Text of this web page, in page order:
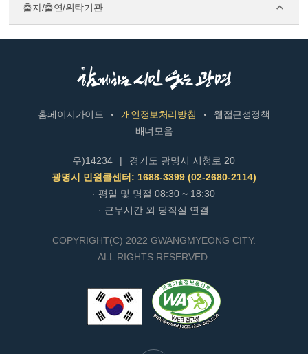
출자/출연/위탁기관
홈페이지가이드 개인정보처리방침
웹접근성정책
배너모음
우)14234 |
경기도 광명시 시청로 20
광명시 민원콜센터: 1688-3399 (02-2680-2114)
· 평일 및 명절 08:30 ~ 18:30
· 근무시간 외 당직실 연결
COPYRIGHT(C) 2022 GWANGMYEONG CITY.
ALL RIGHTS RESERVED.